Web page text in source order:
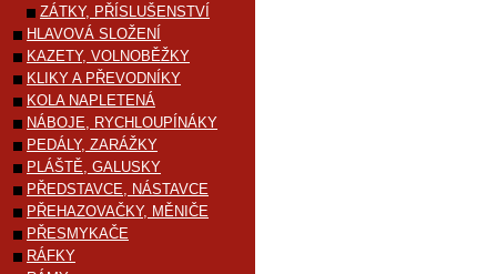
ZÁTKY, PŘÍSLUŠENSTVÍ
HLAVOVÁ SLOŽENÍ
KAZETY, VOLNOBĚŽKY
KLIKY A PŘEVODNÍKY
KOLA NAPLETENÁ
NÁBOJE, RYCHLOUPÍNÁKY
PEDÁLY, ZARÁŽKY
PLÁŠTĚ, GALUSKY
PŘEDSTAVCE, NÁSTAVCE
PŘEHAZOVAČKY, MĚNIČE
PŘESMYKAČE
RÁFKY